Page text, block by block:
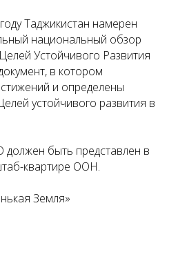
Таджикистан намерен
национальный обзор
Устойчивого Развития
в котором
и определены
устойчивого развития в
быть представлен в
квартире ООН.
Земля»